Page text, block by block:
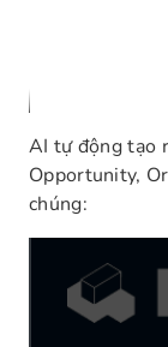
AI tự động tạo
Opportunity,
chúng: